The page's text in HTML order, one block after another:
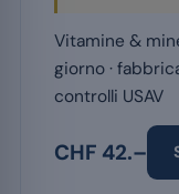
Vitamine &
giorno ·
controlli USAV
CHF 42.–